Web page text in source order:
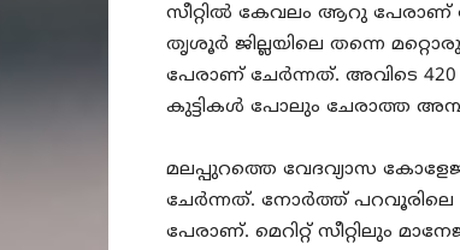
സീറ്റിൽ കേവലം ആറു
തൃശൂർ ജില്ലയിലെ തന്നെ
പേരാണ് ചേർന്നത്. അവിടെ
കുട്ടികൾ പോലും ചേരാത്ത
മലപ്പുറത്തെ വേദവ്യാസ
ചേർന്നത്. നോർത്ത് പറവൂരിലെ
പേരാണ്. മെറിറ്റ് സീറ്റിലും